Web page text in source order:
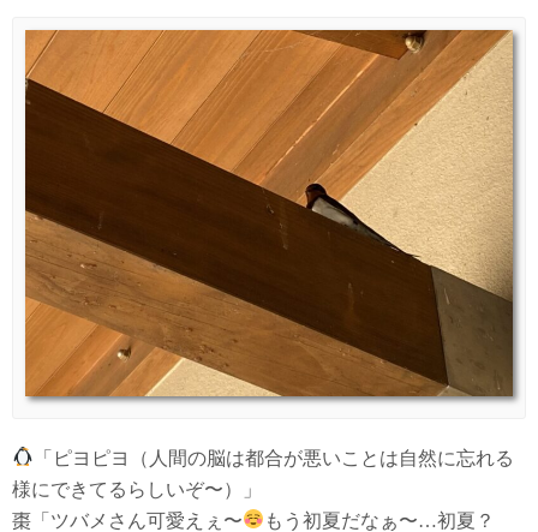
「ピヨピヨ（人間の脳は都合が悪いことは自然に忘れる
様にできてるらしいぞ〜）」
棗 「ツバメさん可愛えぇ〜
もう初夏だなぁ〜…初夏？